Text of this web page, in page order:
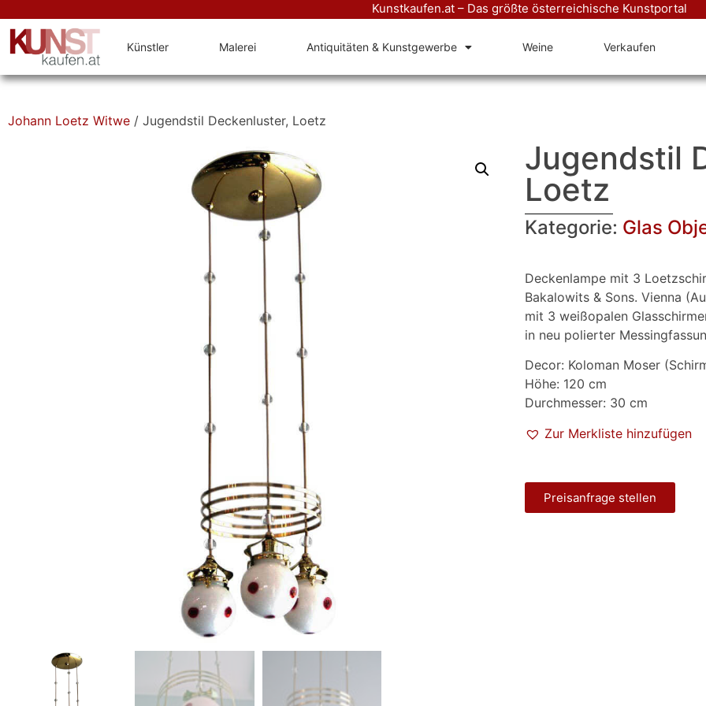
Kunstkaufen.at – Das größte österreichische Kunstportal
Künstler Malerei Antiquitäten & Kunstgewerbe Weine Verkaufen
Johann Loetz Witwe / Jugendstil Deckenluster, Loetz
Jugendstil
Loetz
Kategorie: Glas
Deckenlampe mit 3
Bakalowits & Sons. Vienna
mit 3 weißopalen
in neu polierter
Decor: Koloman Moser
Höhe: 120 cm
Durchmesser: 30 cm
Zur Merkliste hinzufügen
Preisanfrage stellen